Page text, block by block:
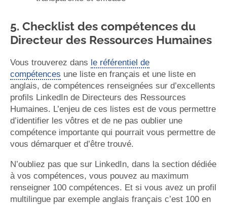
5. Checklist des compétences du
Directeur des Ressources Humaines
Vous trouverez dans le référentiel de
compétences une liste en français et une liste en
anglais, de compétences renseignées sur d’excellents
profils LinkedIn de Directeurs des Ressources
Humaines. L’enjeu de ces listes est de vous permettre
d’identifier les vôtres et de ne pas oublier une
compétence importante qui pourrait vous permettre de
vous démarquer et d’être trouvé.
N’oubliez pas que sur LinkedIn, dans la section dédiée
à vos compétences, vous pouvez au maximum
renseigner 100 compétences. Et si vous avez un profil
multilingue par exemple anglais français c’est 100 en